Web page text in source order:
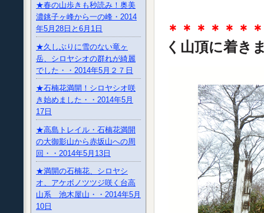
★春の山歩きも秒読み！奥美
濃銚子ヶ峰から一の峰・2014
年5月28日と6月1日
★久しぶりに雪のない竜ヶ
岳、シロヤシオの群れが綺麗
でした・・2014年5月２７日
★石楠花満開！シロヤシオ咲
き始めました・・2014年5月
17日
★高島トレイル・石楠花満開
の大御影山から赤坂山への周
回・・2014年5月13日
★満開の石楠花、シロヤシ
オ、アケボノツツジ咲く台高
山系 池木屋山・・2014年5月
10日
＊＊＊＊＊＊＊
く山頂に着